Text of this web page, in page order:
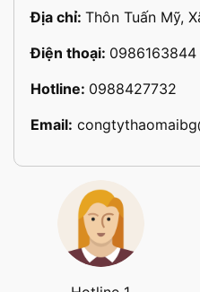
Địa chỉ: Thôn Tuấn Mỹ,
Điện thoại: 0986163844
Hotline: 0988427732
Email: